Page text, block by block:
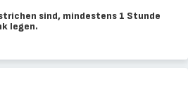
sind, mindestens 1 Stunde
legen.